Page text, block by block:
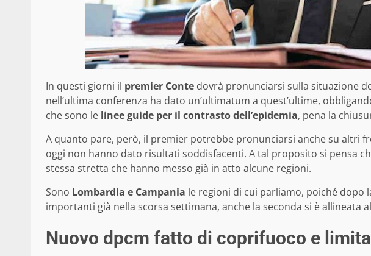
In questi giorni il premier Conte dovrà pronunciarsi sulla situazione
nell’ultima conferenza ha dato un’ultimatum a quest’ultime,
che sono le linee guide per il contrasto dell’epidemia, pena la
A quanto pare, però, il premier potrebbe pronunciarsi anche su altri
oggi non hanno dato risultati soddisfacenti. A tal proposito si pensa
stessa stretta che hanno messo già in atto alcune regioni.
Sono Lombardia e Campania le regioni di cui parliamo, poiché dopo
importanti già nella scorsa settimana, anche la seconda si è allineata
Nuovo dpcm fatto di coprifuoco e